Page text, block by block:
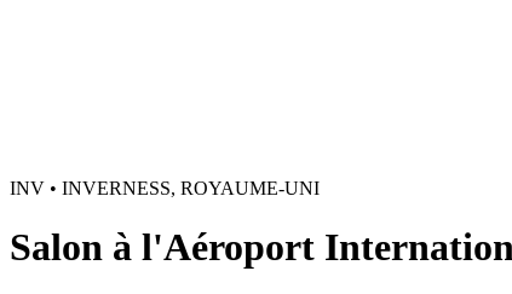
INV • INVERNESS, ROYAUME-UNI
Salon à l'Aéroport